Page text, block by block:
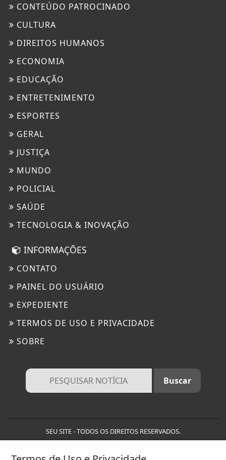
CONTEÚDO PATROCINADO
CULTURA
DIREITOS HUMANOS
ECONOMIA
EDUCAÇÃO
ENTRETENIMENTO
ESPORTES
GERAL
JUSTIÇA
MUNDO
POLICIAL
SAÚDE
TECNOLOGIA & INOVAÇÃO
INFORMAÇÕES
CONTATO
PAINEL DO USUÁRIO
EXPEDIENTE
TERMOS DE USO E PRIVACIDADE
SOBRE
SEU SITE - TODOS OS DIREITOS RESERVADOS.